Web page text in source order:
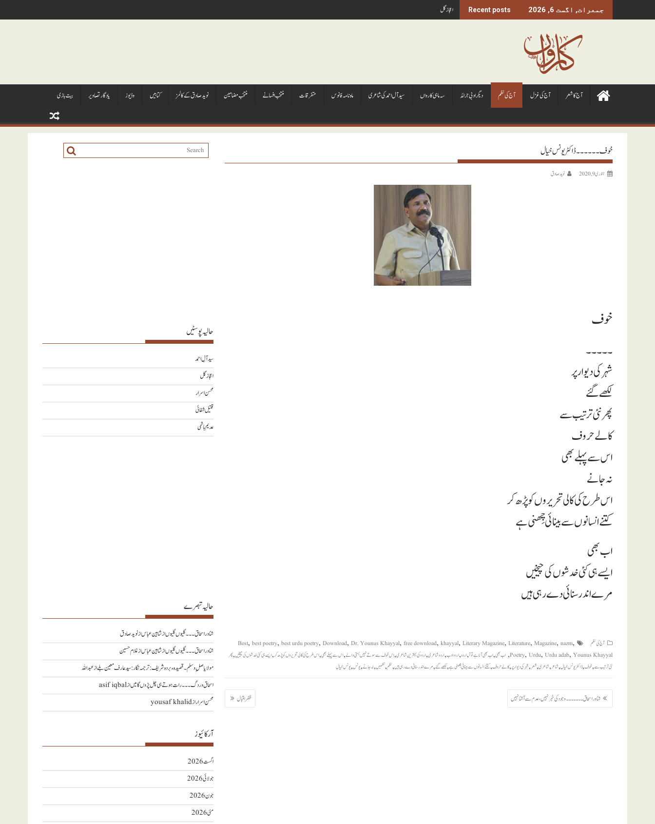
جمعرات, اگست 6, 2026 Recent posts اعجاز گل
آج کا شعر آج کی غزل آج کی نظم ديگر ادبی جرائد سہ ماہی کارواں سيد آل احمد کی شاعری ماہ نامہ فانوس متفرقات منتخب افسانے منتخب مضامين نويد صادق کے کالمز کتابيں وڈيوز يادگار تصاوير بیت بازی
خوف ۔۔۔۔۔۔ ڈاکٹر یونس خیال
جنوری 9, 2020 نويد صادق
خوف
۔۔۔۔۔
شہر کی دیوار پر
لکھے گئے
پھر نئی ترتیب سے
کالے حروف
اس سے پہلے بھی
نہ جانے
اس طرح کی کالی تحریروں کو پڑھ کر
کتنے انسانوں سے بینائی چِھنی ہے
اب بھی
ایسے ہی کئی خدشوں کی چیخیں
مرے اندر سنائی دے رہی ہیں
آج کی نظم Best, best poetry, best urdu poetry, Download, Dr. Younus Khayyal, free download, khayyal, Literary Magazine, Literature, Magazine, nazm,
Poetry, Urdu, Urdu adab, Younus Khayyal
, اب بھی,اب بھی آنا ہے تو آ,اردو,اردو ادب,اردو شاعری,اردو کی بہترین شاعری,اِس خوف سے سوتے نہیں بستی والے,اس سے پہلے بھی,اس طرح کی کالی تحریروں کو پڑھ کر,ایسے ہی کئی خدشوں کی چیخیں,پھر
نئی ترتیب سے,خوف,ڈاکٹر یونس خیال,شاعر,شاعری,شعر,شہر کی دیوار پر,کالے حروف,کتنے انسانوں سے بینائی چِھنی ہے,لکھے گئے,مرے اندر سنائی دے رہی ہیں,نظم,نظمیں,نہ جانے,یونس,یونس خیال
پوسٹوں
کی
شناور اسحاق ۔۔۔۔۔۔۔ وجود کی خبر نہیں، عدم سے آشنا نہیں ظفر اقبال
حالیہ پوسٹیں
سید آلِ احمد
اعجاز گل
محسن اسرار
قتیل شفائی
عدیم ہاشمی
حالیہ تبصرے
شناور اسحاق ۔۔۔ گلیوں گلیوں از شاہین عباسازنويد صادق
شناور اسحاق ۔۔۔ گلیوں گلیوں از شاہین عباسازغلام حسین
مولا یا صلِ وسلم ۔قصیدہ ء بردہ شریف: ترجمہ نگار : سید عارف معین بلےازعبداللہ
اسحاق وردگ ۔۔۔ رات ہوتے ہی چل پڑوں گا میںازasif iqbal
محسن اسرارازyousaf khalid
آرکائیوز
اگست 2026
جولائی 2026
جون 2026
مئی 2026